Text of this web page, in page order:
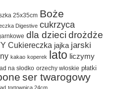
25x35cm Boże
Digestive cukrzyca
dla dzieci drożdże
Cukiereczka jajka jarski
kakao koperek lato liczymy
na słodko orzechy włoskie płatki
ser twarogowy
tortownica 24cm